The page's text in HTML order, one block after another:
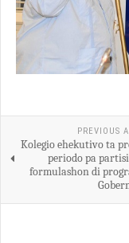
PREVIOUS
Kolegio ehekutivo ta
periodo pa
formulashon di